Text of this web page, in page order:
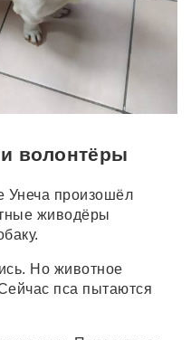
волонтёры
Унеча произошёл
живодёры
Но животное
пса пытаются